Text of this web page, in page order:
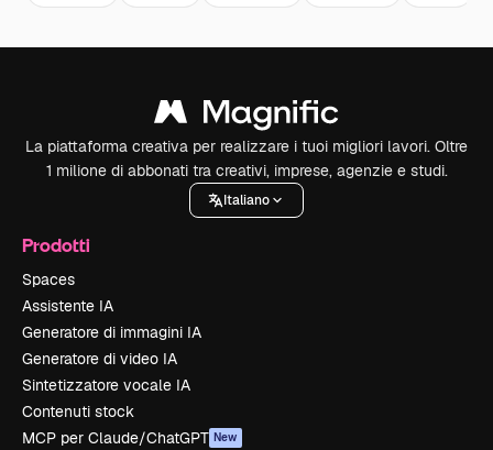
La piattaforma creativa per realizzare i tuoi migliori lavori. Oltre
1 milione di abbonati tra creativi, imprese, agenzie e studi.
Italiano
Prodotti
Spaces
Assistente IA
Generatore di immagini IA
Generatore di video IA
Sintetizzatore vocale IA
Contenuti stock
MCP per Claude/ChatGPT New